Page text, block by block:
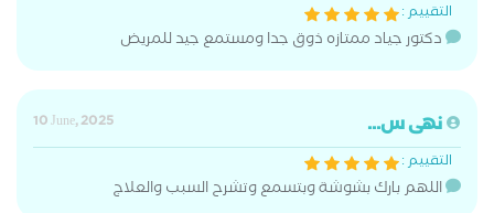
التقييم :
دكتور جياد ممتازه ذوق جدا ومستمع جيد للمريض
نهى س...
10 June, 2025
التقييم :
اللهم بارك بشوشة وبتسمع وتشرح السبب والعلاج